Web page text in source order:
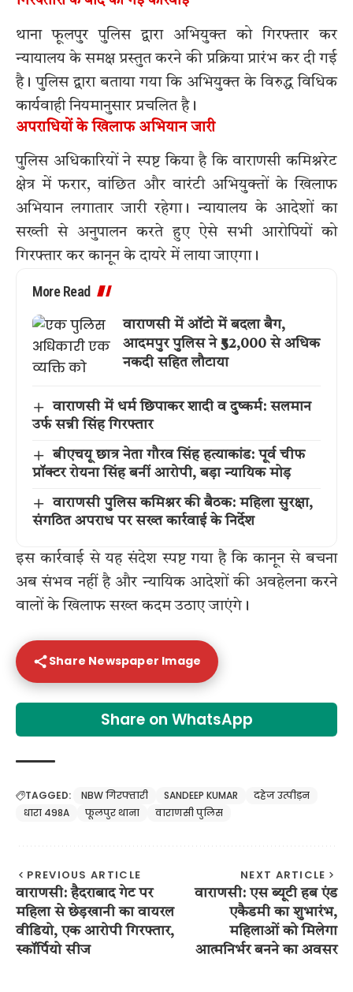
थाना फूलपुर पुलिस द्वारा अभियुक्त को गिरफ्तार कर
न्यायालय के समक्ष प्रस्तुत करने की प्रक्रिया प्रारंभ कर दी गई
है। पुलिस द्वारा बताया गया कि अभियुक्त के विरुद्ध विधिक
कार्यवाही नियमानुसार प्रचलित है।
अपराधियों के खिलाफ अभियान जारी
पुलिस अधिकारियों ने स्पष्ट किया है कि वाराणसी कमिश्नरेट
क्षेत्र में फरार, वांछित और वारंटी अभियुक्तों के खिलाफ
अभियान लगातार जारी रहेगा। न्यायालय के आदेशों का
सख्ती से अनुपालन करते हुए ऐसे सभी आरोपियों को
गिरफ्तार कर कानून के दायरे में लाया जाएगा।
More Read
वाराणसी में ऑटो में बदला बैग,
आदमपुर पुलिस ने ₹52,000 से अधिक
नकदी सहित लौटाया
वाराणसी में धर्म छिपाकर शादी व दुष्कर्म: सलमान
उर्फ सन्नी सिंह गिरफ्तार
बीएचयू छात्र नेता गौरव सिंह हत्याकांड: पूर्व चीफ
प्रॉक्टर रोयना सिंह बनीं आरोपी, बड़ा न्यायिक मोड़
वाराणसी पुलिस कमिश्नर की बैठक: महिला सुरक्षा,
संगठित अपराध पर सख्त कार्रवाई के निर्देश
इस कार्रवाई से यह संदेश स्पष्ट गया है कि कानून से बचना
अब संभव नहीं है और न्यायिक आदेशों की अवहेलना करने
वालों के खिलाफ सख्त कदम उठाए जाएंगे।
Share Newspaper Image
Share on WhatsApp
TAGGED: NBW गिरफ्तारी SANDEEP KUMAR
दहेज उत्पीड़न
धारा 498A
फूलपुर थाना वाराणसी पुलिस
PREVIOUS ARTICLE
वाराणसी: हैदराबाद गेट पर
महिला से छेड़खानी का वायरल
वीडियो, एक आरोपी गिरफ्तार,
स्कॉर्पियो सीज
NEXT ARTICLE
वाराणसी: एस ब्यूटी हब एंड
एकैडमी का शुभारंभ,
महिलाओं को मिलेगा
आत्मनिर्भर बनने का अवसर